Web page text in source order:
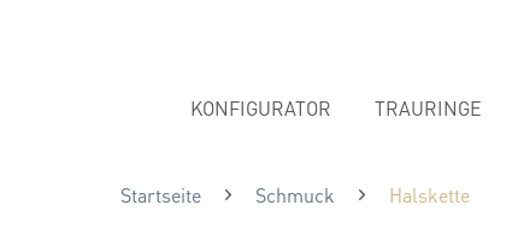
KONFIGURATOR TRAURINGE
Startseite Schmuck Halskette